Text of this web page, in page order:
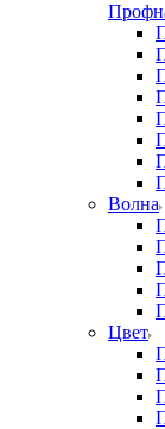
Волна
Цвет